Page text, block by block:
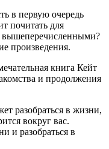
в первую очередь
почитать для
вышеперечисленными?
произведения.
книга Кейт
и продолжения
разобраться в жизни,
вокруг вас.
и разобраться в